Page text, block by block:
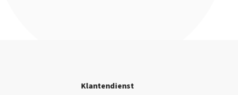
Klantendienst